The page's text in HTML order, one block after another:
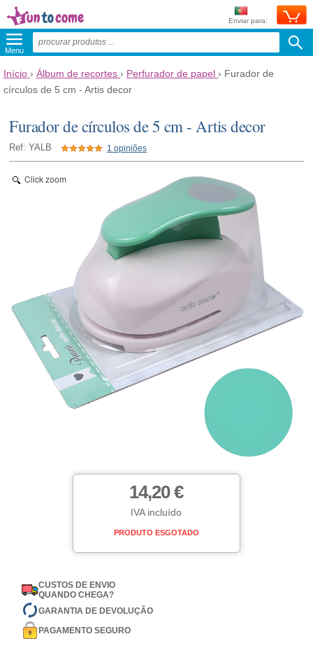
Enviar para:
Menu
Início › Álbum de recortes › Perfurador de papel › Furador de
círculos de 5 cm - Artis decor
Furador de círculos de 5 cm - Artis decor
Ref: YALB 1 opiniões
Click zoom
14,20 €
IVA incluído
PRODUTO ESGOTADO
CUSTOS DE ENVIO
QUANDO CHEGA?
GARANTIA DE DEVOLUÇÃO
PAGAMENTO SEGURO